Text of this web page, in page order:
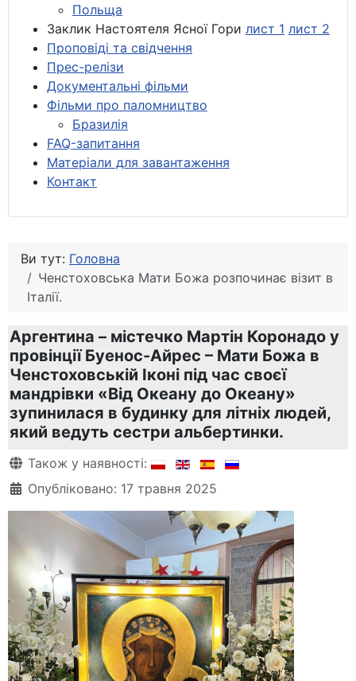
Польща
Заклик Настоятеля Ясної Гори лист 1 лист 2
Проповіді та свідчення
Прес-релізи
Документальні фільми
Фільми про паломництво
Бразилія
FAQ-запитання
Матеріали для завантаження
Контакт
Ви тут: Головна
Ченстоховська Мати Божа розпочинає візит в
Італії.
Аргентина – містечко Мартін Коронадо у
провінції Буенос-Айрес – Мати Божа в
Ченстоховській Іконі під час своєї
мандрівки «Від Океану до Океану»
зупинилася в будинку для літніх людей,
який ведуть сестри альбертинки.
Деталі
Також у наявності:
Опубліковано: 17 травня 2025